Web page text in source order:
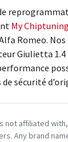
My
Romeo. Nos
Giulietta 1.4
sécurité
not affiliated
Any brand